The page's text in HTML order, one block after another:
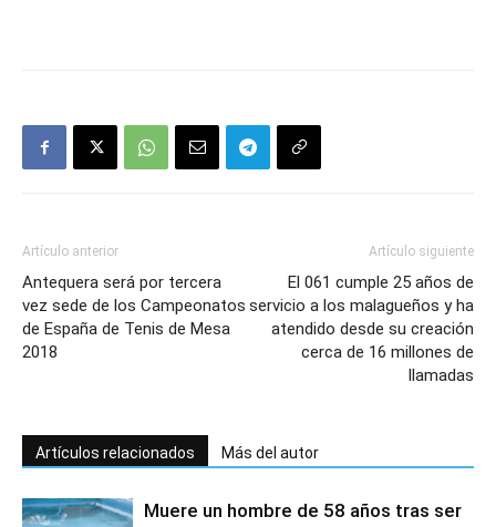
Artículo anterior
Antequera será por tercera
vez sede de los Campeonatos
de España de Tenis de Mesa
2018
Artículo siguiente
El 061 cumple 25 años de
servicio a los malagueños y ha
atendido desde su creación
cerca de 16 millones de
llamadas
Artículos relacionados Más del autor
Muere un hombre de 58 años tras ser